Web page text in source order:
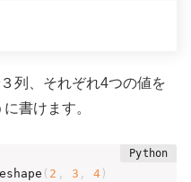
列、それぞれ4つの値を
書けます。
( 2 , 3 , 4 )